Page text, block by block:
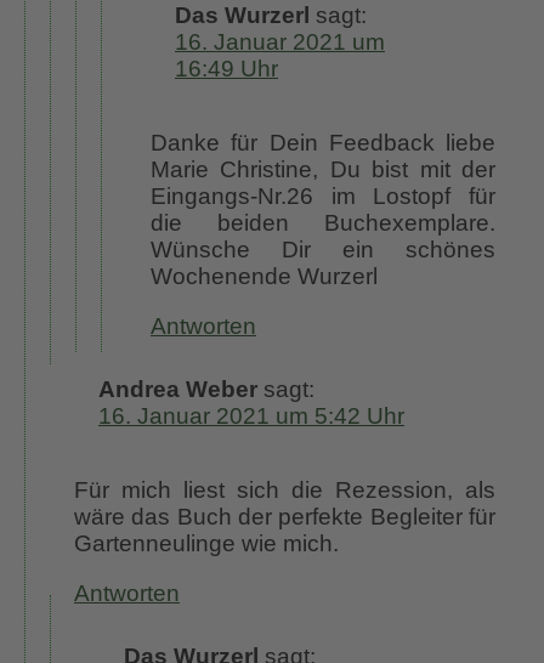
Das Wurzerl sagt:
16. Januar 2021 um
16:49 Uhr
Danke für Dein Feedback liebe
Marie Christine, Du bist mit der
Eingangs-Nr.26 im Lostopf für
die beiden Buchexemplare.
Wünsche Dir ein schönes
Wochenende Wurzerl
Antworten
Andrea Weber sagt:
16. Januar 2021 um 5:42 Uhr
Für mich liest sich die Rezession, als
wäre das Buch der perfekte Begleiter für
Gartenneulinge wie mich.
Antworten
Das Wurzerl sagt: